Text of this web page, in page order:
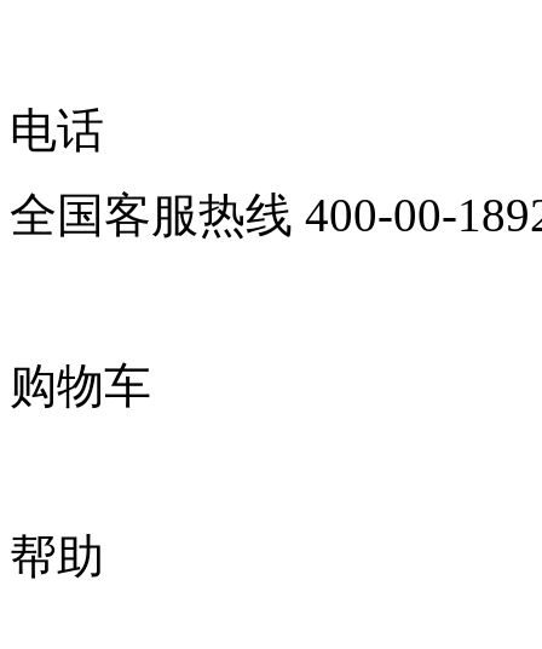
电话
全国客服热线 400-00-
购物车
帮助